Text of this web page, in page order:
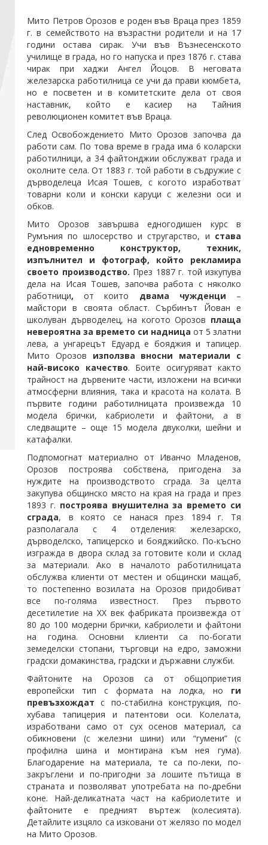
Стани член
Абонирайте се!
Мито Петров Орозов е роден във Враца през 1859
г. в семейството на възрастни родители и на 17
години остава сирак. Учи във Възнесенското
училище в града, но го напуска и през 1876 г. става
чирак при хаджи Ангел Йоцов. В неговата
железарска работилница се учи да прави кюмбета,
но е посветен и в комитетските дела от своя
наставник, който е касиер на Тайния
революционен комитет във Враца.
След Освобождението Мито Орозов започва да
работи сам. По това време в града има 6 коларски
работилници, а 34 файтонджии обслужват града и
околните села. От 1883 г. той работи в съдружие с
дърводелеца Исая Тошев, с когото изработват
товарни коли и конски каруци с железни оси и
обков.
Мито Орозов завършва едногодишен курс в
Румъния по шлосерство и стругарство, и става
едновременно конструктор, техник,
изпълнител и фотограф, който рекламира
своето производство. През 1887 г. той изкупува
дела на Исая Тошев, започва работа с няколко
работници,от които двама чужденци –
майстори в своята област. Сърбинът Йован е
школуван дърводелец, на когото Орозов плаща
невероятна за времето си надница от 5 златни
лева, а унгарецът Едуард е бояджия и тапицер.
Мито Орозов използва вносни материали с
най-високо качество. Боите осигуряват както
трайност на дървените части, изложени на всички
атмосферни влияния, така и красота на колата. В
първите години работилницата произвежда 10
модела брички, кабриолети и файтони, а в
следващите – още 15 модела двуколки, шейни и
катафалки.
Подпомогнат материално от Иванчо Младенов,
Орозов построява собствена, пригодена за
нуждите на производството сграда. За целта
закупува общинско място на края на града и през
1893 г. построява внушителна за времето си
сграда, в която се нанася през 1894 г. Тя
разполагала с 4 отделения: железарско,
дърводелско, тапицерско и бояджийско. По-късно
изгражда в двора склад за готовите коли и склад
за материали. Ако в началото работилницата
обслужва клиенти от местен и общински мащаб,
то постепенно возилата на Орозов придобиват
все по-голяма известност. През първото
десетилетие на XX век фабриката произвежда от
80 до 100 модерни брички, кабриолети и файтони
на година. Основни клиенти са по-богати
земеделски стопани, търговци на едро, заможни
градски домакинства, градски и държавни служби.
Файтоните на Орозов са от общоприетия
европейски тип с формата на лодка, но ги
превъзхождат с по-стабилна конструкция, по-
хубава тапицерия и патентови оси. Колелата,
изработвани само от сух осенов материал, са
обикновени (с железни шини) или “гумени” (с
профилна шина и монтирана към нея гума).
Благодарение на материала, те са по-леки, по-
закръглени и по-пригодни за лошите пътища в
страната и позволяват употребата на по-дребни
коне. Най-деликатната част на кабриолетите и
файтоните е предният въртеж (колесията).
Детайлите изцяло са изковани от желязо по модел
на Мито Орозов.